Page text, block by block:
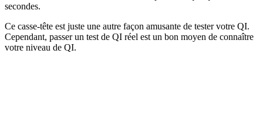
secondes.
Ce casse-tête est juste une autre façon amusante de tester votre QI.
Cependant, passer un test de QI réel est un bon moyen de connaître
votre niveau de QI.